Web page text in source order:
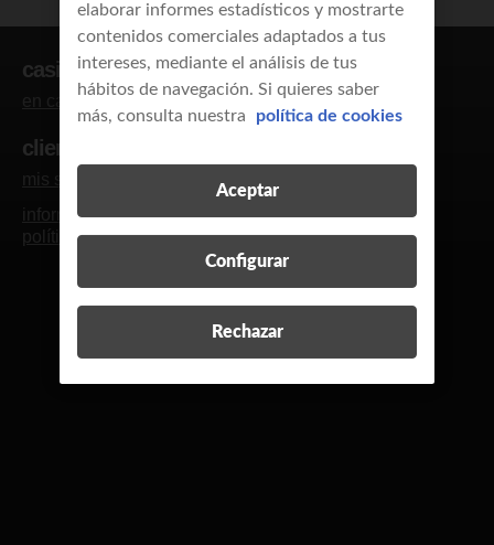
casi clientes
en casa empresas y autónomos
clientes
blog y revista
contacto
información legal
calidad de servicio
política de cookies
política de privacidad
elaborar informes estadísticos y mostrarte
contenidos comerciales adaptados a tus
intereses, mediante el análisis de tus
hábitos de navegación. Si quieres saber
más, consulta nuestra política de cookies
Configurar
Rechazar
Aceptar